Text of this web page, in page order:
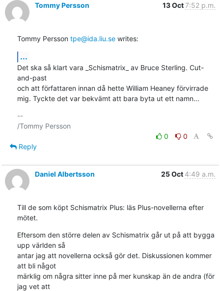
Tommy Persson
13 Oct7:52 p.m.
Tommy Persson tpe@ida.liu.se writes:
...
Det ska så klart vara _Schismatrix_ av Bruce Sterling. Cut-
and-past
och att författaren innan då hette William Heaney förvirrade
mig. Tyckte det var bekvämt att bara byta ut ett namn...
--
0
0
Reply
Daniel Albertsson 25 Oct 4:49 a.m.
Till de som köpt Schismatrix Plus: läs Plus-novellerna efter
mötet.
Eftersom den större delen av Schismatrix går ut på att bygga
upp världen så
antar jag att novellerna också gör det. Diskussionen kommer
att bli något
märklig om några sitter inne på mer kunskap än de andra (för
jag vet att